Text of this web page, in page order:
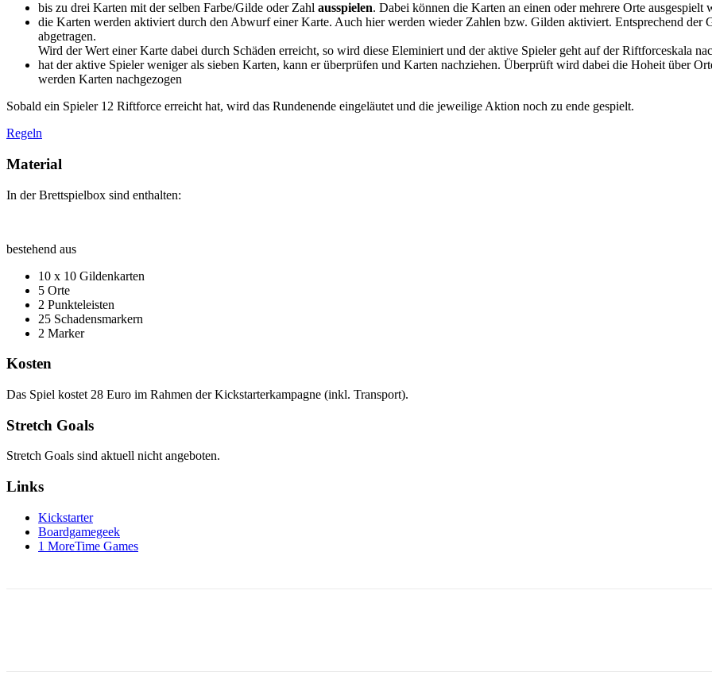
bis zu drei Karten mit der selben Farbe/Gilde oder Zahl ausspielen. Dabei können die Karten an einen oder mehrere Orte ausgespielt
die Karten werden aktiviert durch den Abwurf einer Karte. Auch hier werden wieder Zahlen bzw. Gilden aktiviert. Entsprechend der
abgetragen.
Wird der Wert einer Karte dabei durch Schäden erreicht, so wird diese Eleminiert und der aktive Spieler geht auf der Riftforceskala
hat der aktive Spieler weniger als sieben Karten, kann er überprüfen und Karten nachziehen. Überprüft wird dabei die Hoheit über
werden Karten nachgezogen
Sobald ein Spieler 12 Riftforce erreicht hat, wird das Rundenende eingeläutet und die jeweilige Aktion noch zu ende gespielt.
Regeln
Material
In der Brettspielbox sind enthalten:
bestehend aus
10 x 10 Gildenkarten
5 Orte
2 Punkteleisten
25 Schadensmarkern
2 Marker
Kosten
Das Spiel kostet 28 Euro im Rahmen der Kickstarterkampagne (inkl. Transport).
Stretch Goals
Stretch Goals sind aktuell nicht angeboten.
Links
Kickstarter
Boardgamegeek
1 MoreTime Games